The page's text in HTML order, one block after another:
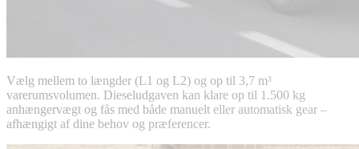
Vælg mellem to længder (L1 og L2) og op til 3,7 m³
varerumsvolumen. Dieseludgaven kan klare op til 1.500 kg
anhængervægt og fås med både manuelt eller automatisk gear –
afhængigt af dine behov og præferencer.